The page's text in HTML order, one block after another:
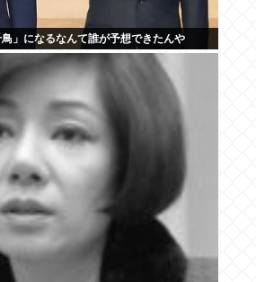
」になるなんて誰が予想できたんや